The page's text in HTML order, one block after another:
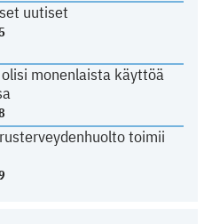
uutiset
monenlaista käyttöä
toimii